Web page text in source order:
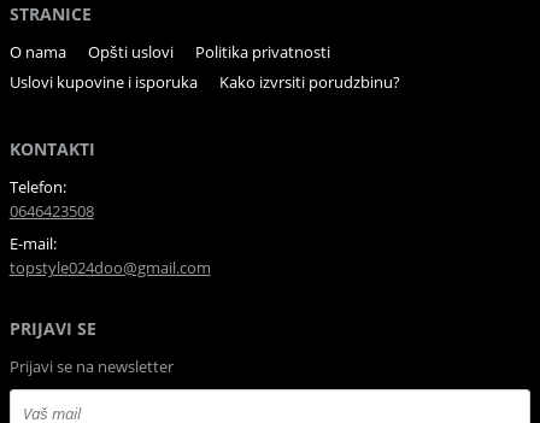
STRANICE
O nama Opšti uslovi
Politika privatnosti
Uslovi kupovine i isporuka
Kako izvrsiti porudzbinu?
KONTAKTI
Telefon:
0646423508
E-mail:
topstyle024doo@gmail.com
PRIJAVI SE
Prijavi se na newsletter